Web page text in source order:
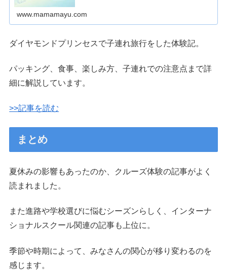
www.mamamayu.com
ダイヤモンドプリンセスで子連れ旅行をした体験記。
パッキング、食事、楽しみ方、子連れでの注意点まで詳
細に解説しています。
>>記事を読む
まとめ
夏休みの影響もあったのか、クルーズ体験の記事がよく
読まれました。
また進路や学校選びに悩むシーズンらしく、インターナ
ショナルスクール関連の記事も上位に。
季節や時期によって、みなさんの関心が移り変わるのを
感じます。